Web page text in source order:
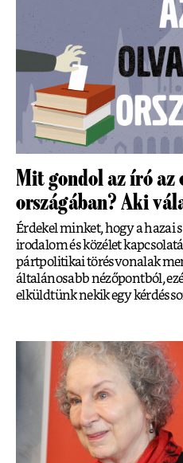
Mit gondol az író az
országában? Aki
Érdekel minket, hogy a hazai
irodalom és közélet
pártpolitikai törésvonalak
általánosabb nézőpontból,
elküldtünk nekik egy